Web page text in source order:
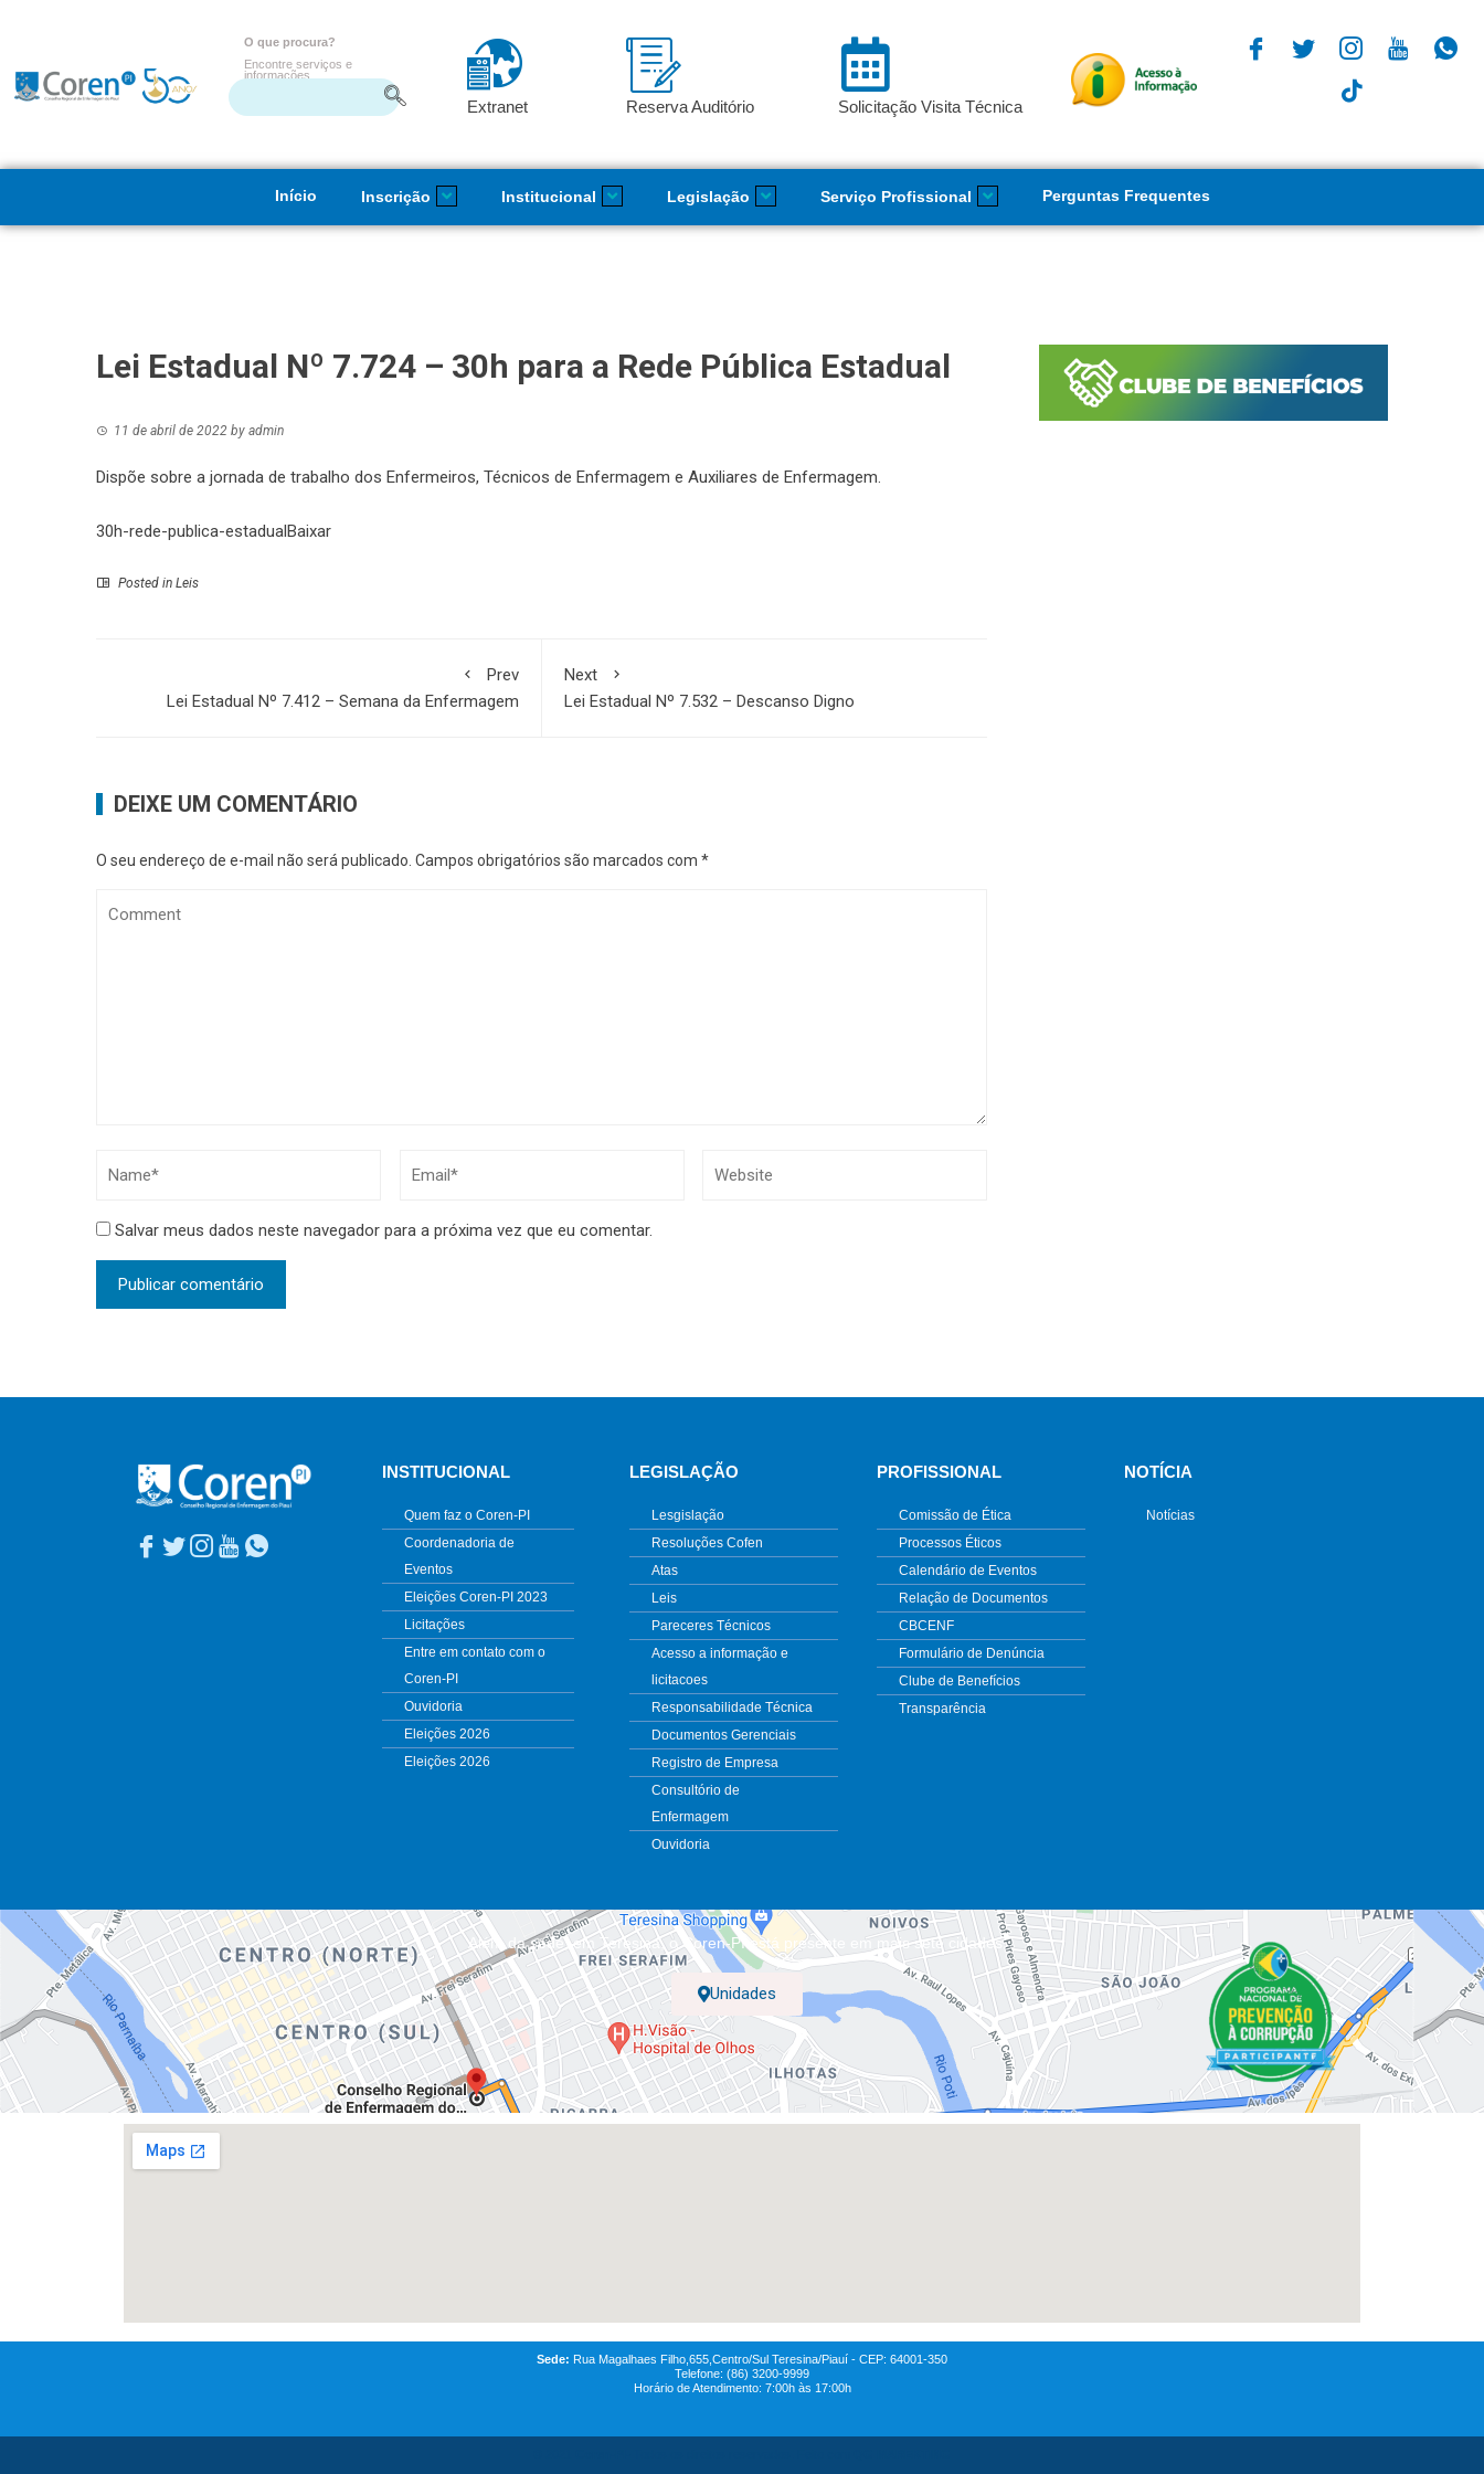
O que procura?
Encontre serviços e
informações
Extranet Reserva Auditório Solicitação Visita Técnica
Início Inscrição Institucional Legislação Serviço Profissional Perguntas Frequentes
Lei Estadual Nº 7.724 – 30h para a Rede Pública Estadual
11 de abril de 2022 by admin
Dispõe sobre a jornada de trabalho dos Enfermeiros, Técnicos de Enfermagem e Auxiliares de Enfermagem.
30h-rede-publica-estadualBaixar
Posted in Leis
Prev
Lei Estadual Nº 7.412 – Semana da Enfermagem
Next
Lei Estadual Nº 7.532 – Descanso Digno
DEIXE UM COMENTÁRIO
O seu endereço de e-mail não será publicado. Campos obrigatórios são marcados com *
Salvar meus dados neste navegador para a próxima vez que eu comentar.
INSTITUCIONAL
Quem faz o Coren-PI
Coordenadoria de
Eventos
Eleições Coren-PI 2023
Licitações
Entre em contato com o
Coren-PI
Ouvidoria
Eleições 2026
Eleições 2026
LEGISLAÇÃO
Lesgislação
Resoluções Cofen
Atas
Leis
Pareceres Técnicos
Acesso a informação e
licitacoes
Responsabilidade Técnica
Documentos Gerenciais
Registro de Empresa
Consultório de
Enfermagem
Ouvidoria
PROFISSIONAL
Comissão de Ética
Processos Éticos
Calendário de Eventos
Relação de Documentos
CBCENF
Formulário de Denúncia
Clube de Benefícios
Transparência
NOTÍCIA
Notícias
Além da sede, em Teresina, o Coren-PI está presente em mais sete cidades.
Unidades
Sede: Rua Magalhaes Filho,655,Centro/Sul Teresina/Piauí - CEP: 64001-350
Telefone: (86) 3200-9999
Horário de Atendimento: 7:00h às 17:00h